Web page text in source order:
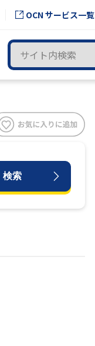
OCN サービス一覧
検索